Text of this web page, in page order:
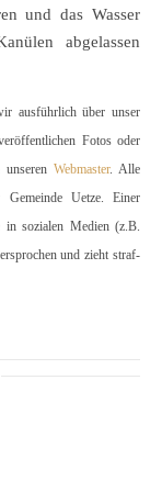
und das Wasser
abgelassen
ausführlich über unser
Fotos oder
unserenWebmaster. Alle
Uetze. Einer
in sozialen Medien (z.B.
und zieht straf-